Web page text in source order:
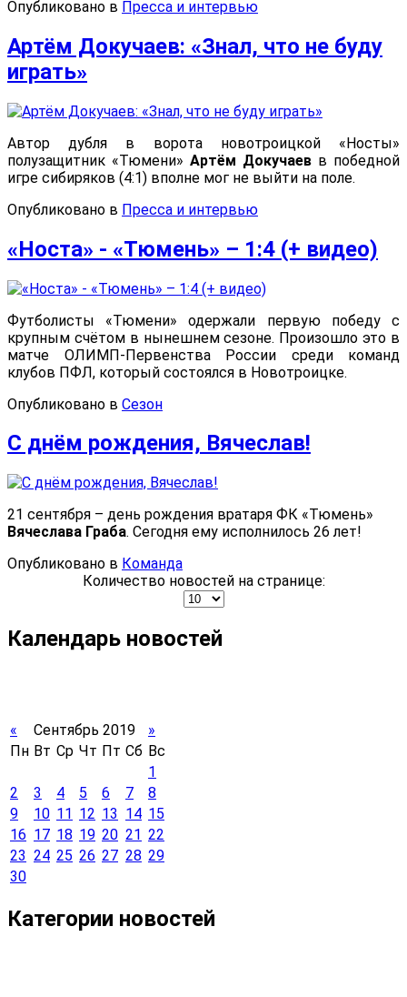
Опубликовано в Пресса и интервью
Артём Докучаев: «Знал, что не буду
играть»
Автор дубля в ворота новотроицкой «Носты»
полузащитник «Тюмени» Артём Докучаев в победной
игре сибиряков (4:1) вполне мог не выйти на поле.
Опубликовано в Пресса и интервью
«Носта» - «Тюмень» – 1:4 (+ видео)
Футболисты «Тюмени» одержали первую победу с
крупным счётом в нынешнем сезоне. Произошло это в
матче ОЛИМП-Первенства России среди команд
клубов ПФЛ, который состоялся в Новотроицке.
Опубликовано в Сезон
С днём рождения, Вячеслав!
21 сентября – день рождения вратаря ФК «Тюмень»
Вячеслава Граба. Сегодня ему исполнилось 26 лет!
Опубликовано в Команда
Количество новостей на странице:
Календарь новостей
« Сентябрь 2019
»
Пн Вт Ср Чт Пт Сб Вс
1
2
3 4 5 6 7
8
9
10 11 12 13 14 15
16 17 18 19 20 21 22
23 24 25 26 27 28 29
30
Категории новостей